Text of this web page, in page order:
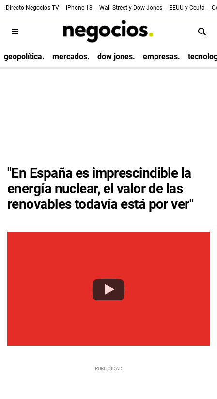
Directo Negocios TV - iPhone 18 - Wall Street y Dow Jones - EEUU y Ceuta -
geopolítica. mercados. dow jones. empresas.
"En España es imprescindible la
energía nuclear, el valor de las
renovables todavía está por ver"